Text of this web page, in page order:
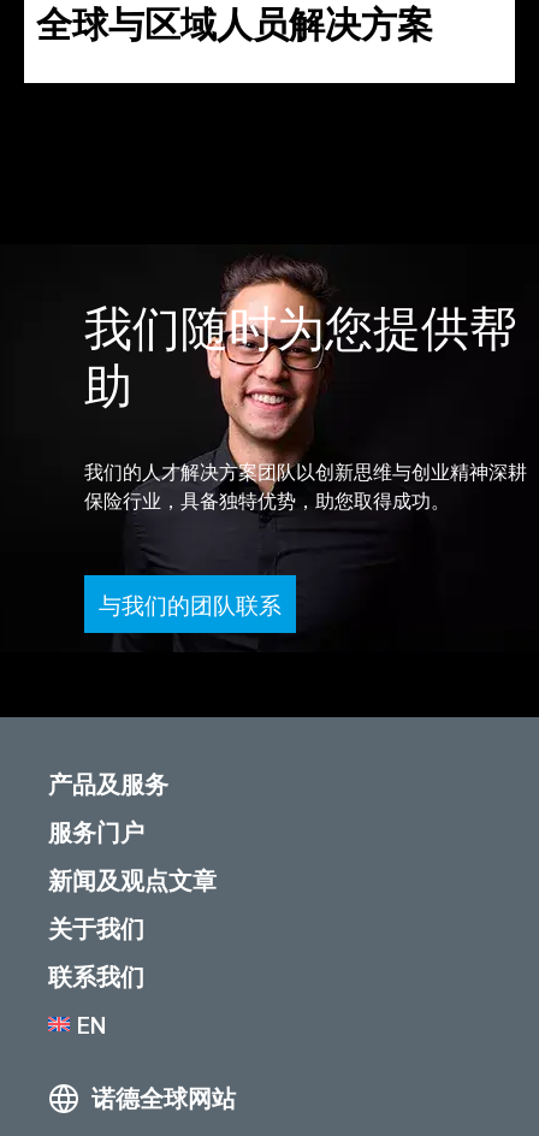
全球与区域人员解决方案
我们随时为您提供帮
助
我们的人才解决方案团队以创新思维与创业精神深耕
保险行业，具备独特优势，助您取得成功。
与我们的团队联系
产品及服务
服务门户
新闻及观点文章
关于我们
联系我们
EN
诺德全球网站